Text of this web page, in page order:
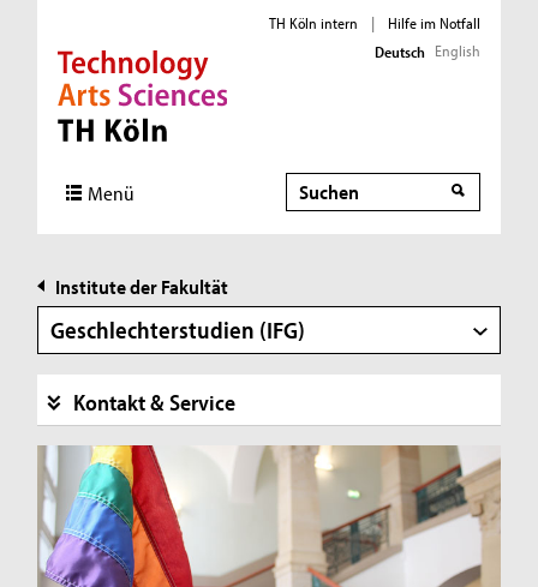
Direkt zur Hauptnavigation
Direkt zur Subnavigation
Direkt zum Inhalt
Direkt zum Fußbereich
TH Köln intern |
Hilfe im Notfall
Deutsch English
Menü Suche
Suche
Institute der Fakultät
Geschlechterstudien (IFG)
Kontakt & Service